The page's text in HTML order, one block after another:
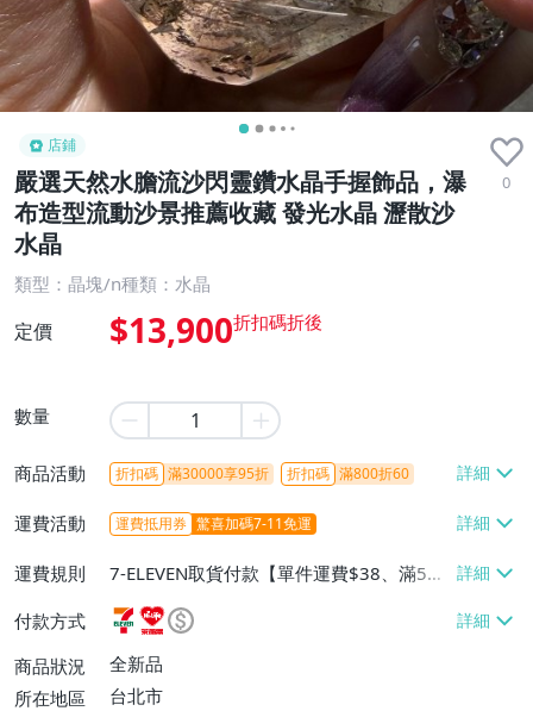
店鋪
嚴選天然水膽流沙閃靈鑽水晶手握飾品，瀑
布造型流動沙景推薦收藏 發光水晶 瀝散沙
水晶
0
類型：晶塊/n種類：水晶
定價 $13,900
數量
商品活動 折扣碼 滿30000享95折 折扣碼 滿800折60
運費活動 運費抵用券 驚喜加碼7-11免運
運費規則
7-ELEVEN取貨付款【單件運費$38、滿5件
或消費滿$1298免運費】、7-ELEVEN取貨
不付款【免運費】、萊爾富取貨付款【單件
運費$60、滿5件或消費滿$1298免運
費】、宅配/貨運【單件運費$120、滿5件
付款方式
商品狀況
全新品
所在地區
台北市